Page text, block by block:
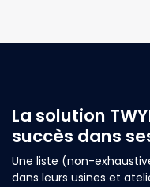
La solution
succès dans
Une liste (non-
dans leurs usines et